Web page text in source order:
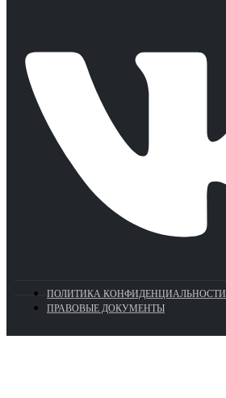
ПОЛИТИКА КОНФИДЕНЦИАЛЬНОСТИ
ПРАВОВЫЕ ДОКУМЕНТЫ